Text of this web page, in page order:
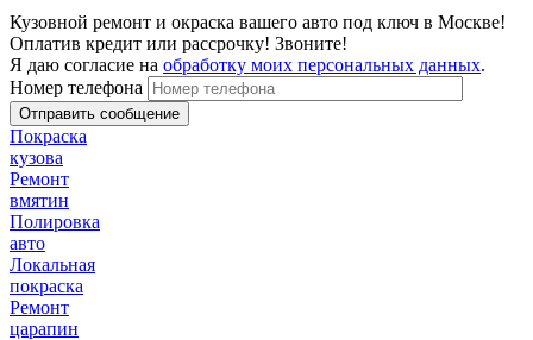
Кузовной ремонт и окраска вашего авто под ключ в Москве!
Оплатив кредит или рассрочку! Звоните!
Я даю согласие на обработку моих персональных данных.
Номер телефона
Покраска
кузова
Ремонт
вмятин
Полировка
авто
Локальная
покраска
Ремонт
царапин